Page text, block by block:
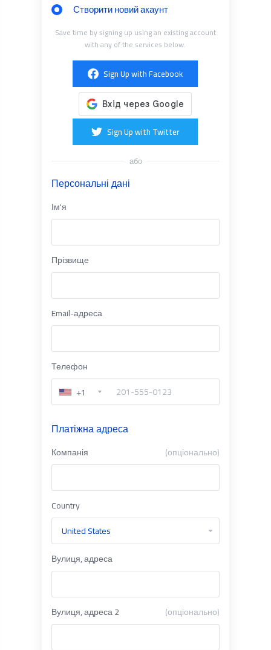
Створити новий акаунт
Save time by signing up using an existing account
with any of the services below.
Sign Up with Facebook
Sign Up with Twitter
або
Персональні дані
Ім'я
Прізвище
Email-адреса
Телефон
+1
Платіжна адреса
Компанія (опціонально)
Country
Вулиця, адреса
Вулиця, адреса 2 (опціонально)